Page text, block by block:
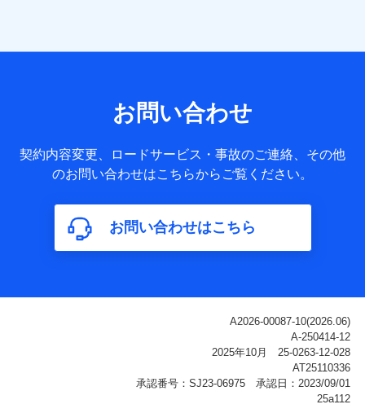
サービス提供等を通じて取得した、以下の情報などの個人デ
基本情報
氏名、電話番号、メールアドレス、お客さまの識別子、
属性、連絡先、dポイントサービスのご利用に関する情
構成、住所、dポイント残高、dポイント利用履歴などが
含まれます。
利用情報
ご契約状態・ご利用履歴インターネット利用時の行動に
関する情報、アプリケーション利用時の行動に関する情
報、購入されたサービスや商品の名称・購入場所・決済
に関する情報、アンケートの回答に関する情報などが含
お問い合わせ
契約内容変更、ロードサービス・事故のご連絡、その他
のお問い合わせはこちらからご覧ください。
お問い合わせはこちら